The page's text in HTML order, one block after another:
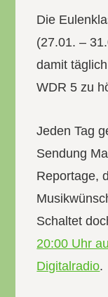
Die
(27.01. –
damit
WDR 5 zu
Jeden Tag
Sendung
Reportage,
Schaltet
20:00 Uhr
Digitalradio.